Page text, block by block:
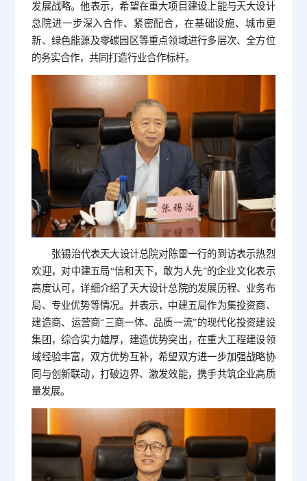
发展战略。他表示，希望在重大项目建设上能与天大设计
总院进一步深入合作、紧密配合，在基础设施、城市更
新、绿色能源及零碳园区等重点领域进行多层次、全方位
的务实合作，共同打造行业合作标杆。
张锡治代表天大设计总院对陈雷一行的到访表示热烈
欢迎，对中建五局“信和天下，敢为人先”的企业文化表示
高度认可，详细介绍了天大设计总院的发展历程、业务布
局、专业优势等情况。并表示，中建五局作为集投资商、
建造商、运营商“三商一体、品质一流”的现代化投资建设
集团，综合实力雄厚，建造优势突出，在重大工程建设领
域经验丰富，双方优势互补，希望双方进一步加强战略协
同与创新联动，打破边界、激发效能，携手共筑企业高质
量发展。